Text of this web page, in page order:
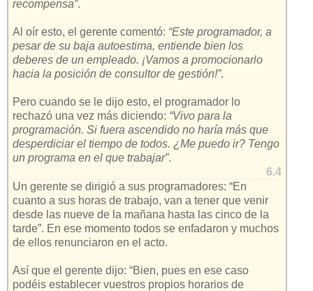
recompensa”.
Al oír esto, el gerente comentó: “Este programador, a
pesar de su baja autoestima, entiende bien los
deberes de un empleado. ¡Vamos a promocionarlo
hacia la posición de consultor de gestión!”.
Pero cuando se le dijo esto, el programador lo
rechazó una vez más diciendo: “Vivo para la
programación. Si fuera ascendido no haría más que
desperdiciar el tiempo de todos. ¿Me puedo ir? Tengo
un programa en el que trabajar”.
6.4
Un gerente se dirigió a sus programadores: “En
cuanto a sus horas de trabajo, van a tener que venir
desde las nueve de la mañana hasta las cinco de la
tarde”. En ese momento todos se enfadaron y muchos
de ellos renunciaron en el acto.
Así que el gerente dijo: “Bien, pues en ese caso
podéis establecer vuestros propios horarios de